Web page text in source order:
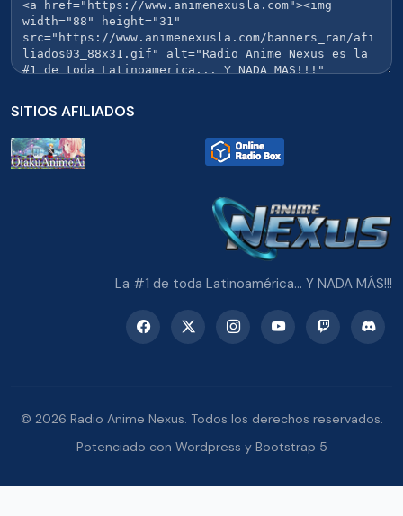
SITIOS AFILIADOS
La #1 de toda Latinoamérica... Y NADA MÁS!!!
© 2026 Radio Anime Nexus. Todos los derechos reservados.
Potenciado con Wordpress y Bootstrap 5